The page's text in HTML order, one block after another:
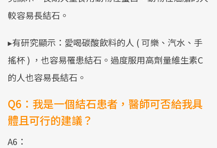
較容易長結石。
▸有研究顯示：愛喝碳酸飲料的人 ( 可樂、汽水、手
搖杯 ) ，也容易罹患結石。過度服用高劑量維生素C
的人也容易長結石。
Q6：我是一個結石患者，醫師可否給我具
體且可行的建議？
A6：